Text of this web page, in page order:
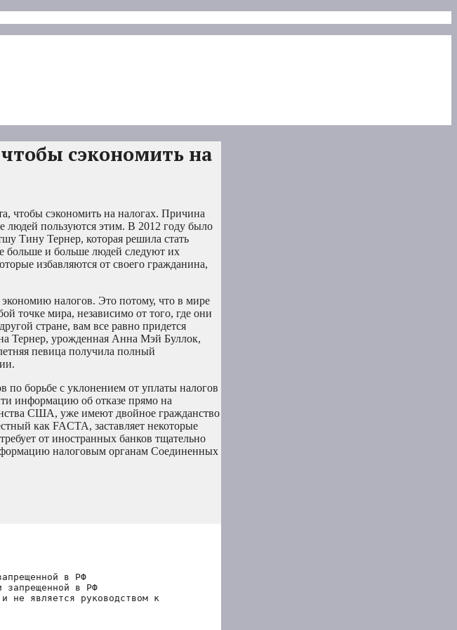
сэкономить на
чтобы сэкономить на налогах. Причина
людей пользуются этим. В 2012 году было
Тину Тернер, которая решила стать
больше и больше людей следуют их
избавляются от своего гражданина,
налогов. Это потому, что в мире
точке мира, независимо от того, где они
стране, вам все равно придется
Тернер, урожденная Анна Мэй Буллок,
певица получила полный
по борьбе с уклонением от уплаты налогов
информацию об отказе прямо на
США, уже имеют двойное гражданство
как FACTA, заставляет некоторые
от иностранных банков тщательно
налоговым органам Соединенных
в РФ
запрещенной в РФ
не является руководством к